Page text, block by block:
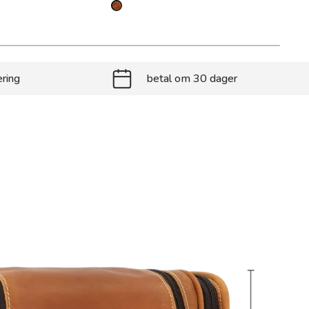
betal om 30 dager